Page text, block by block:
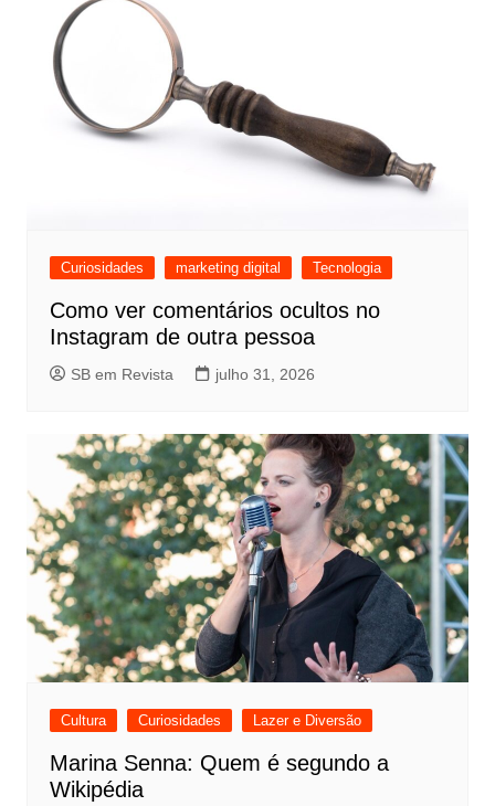
Curiosidades marketing digital Tecnologia
Como ver comentários ocultos no
Instagram de outra pessoa
SB em Revista julho 31, 2026
Cultura Curiosidades Lazer e Diversão
Marina Senna: Quem é segundo a
Wikipédia